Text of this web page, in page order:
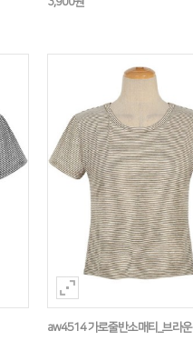
aw4514 가로줄반소매티_브라운